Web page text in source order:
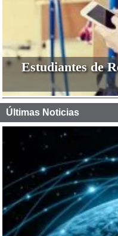
Estudiantes de
Últimas Noticias